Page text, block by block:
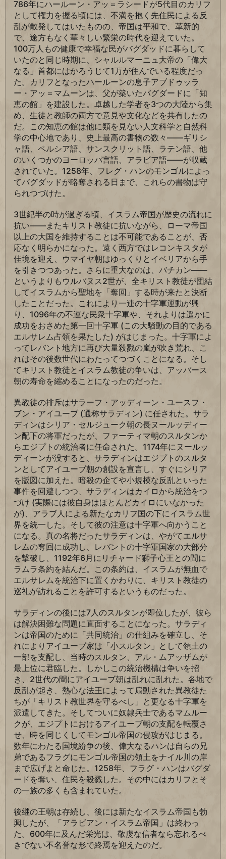
786年にハールーン・アッ＝ラシードが5代目のカリフ
として権力を握る頃には、不満を抱く先住民による反
乱が散発してはいたものの、帝国は平和で、革新的
で、途方もなく華々しい繁栄の時代を迎えていた。
100万人もの健康で幸福な民がバグダッドに暮らして
いたのと同じ時期に、シャルルマーニュ大帝の「偉大
なる」首都にはかろうじて1万が住んでいる程度だっ
た。カリフとなったハールーンの息子アブドゥッラ
ー・アッ＝マムーンは、父が築いたバグダードに「知
恵の館」を建設した。卓越した学者を3つの大陸から集
め、生徒と教師の両方で意見や文化などを共有したの
だ。この知恵の館は他に類を見ない人文科学と自然科
学の中心地であり、史上最高の書物の数々――ギリシ
ャ語、ペルシア語、サンスクリット語、ラテン語、他
のいくつかのヨーロッパ言語、アラビア語――が収蔵
されていた。1258年、フレグ・ハンのモンゴルによっ
てバグダッドが略奪される日まで、これらの書物は守
られつづけた。
3世紀半の時が過ぎる頃、イスラム帝国が歴史の流れに
抗い――またキリスト教徒に抗いながら、ローマ帝国
以上の大国を維持することは不可能であることが、否
応なく明らかになった。遠く西方ではレコンキスタが
佳境を迎え、ウマイヤ朝はゆっくりとイベリアから手
を引きつつあった。さらに重大なのは、バチカン――
というよりもウルバヌス2世が、全キリスト教徒が団結
してイスラムから聖地を「奪回」する時が来たと決断
したことだった。これにより一連の十字軍運動が興
り、1096年の不運な民衆十字軍や、それよりは遥かに
成功をおさめた第一回十字軍 (この大騒動の目的である
エルサレム占領を果たした) がはじまった。十字軍によ
ってレバント地方に再び大量殺戮の嵐が吹き荒れ、こ
れはその後数世代にわたってつづくことになる。そし
てキリスト教徒とイスラム教徒の争いは、アッバース
朝の寿命を縮めることになったのだった。
異教徒の排斥はサラーフ・アッディーン・ユースフ・
ブン・アイユーブ (通称サラディン) に任された。サラ
ディンはシリア・セルジューク朝の長ヌールッディー
ン配下の将軍だったが、ファーティマ朝のスルタンか
らエジプトの統治者に任命された。1174年にヌールッ
ディーンが没すると、サラディンはエジプトのスルタ
ンとしてアイユーブ朝の創設を宣言し、すぐにシリア
を版図に加えた。暗殺の企てや小規模な反乱といった
事件を回避しつつ、サラディンはカイロから統治をつ
づけ (実際には彼自身はほとんどカイロにいなかった
が)、アラブ人による新たなカリフ国の下にイスラム世
界を統一した。そして彼の注意は十字軍へ向かうこと
になる。真の名将だったサラディンは、やがてエルサ
レムの奪回に成功し、レバントの十字軍国家の大部分
を撃破し、1192年6月にリチャード獅子心王との間に
ラムラ条約を結んだ。この条約は、イスラムが無血で
エルサレムを統治下に置くかわりに、キリスト教徒の
巡礼が訪れることを許可するというものだった。
サラディンの後には7人のスルタンが即位したが、彼ら
は解決困難な問題に直面することになった。サラディ
ンは帝国のために「共同統治」の仕組みを確立し、そ
れによりアイユーブ家は「小スルタン」として領土の
一部を支配し、当時のスルタン、アル・ムアッザムが
最上位に君臨した。しかしこの統治機構は争いを招
き、2世代の間にアイユーブ朝は乱れに乱れた。各地で
反乱が起き、熱心な法王によって扇動された異教徒た
ちが「キリスト教世界を守るべし」と更なる十字軍を
派遣してきた。そしてついに奴隷兵士であるマムルー
クが、エジプトにおけるアイユーブ朝の支配を転覆さ
せ、時を同じくしてモンゴル帝国の侵攻がはじまる。
数年にわたる国境紛争の後、偉大なるハンは自らの兄
弟であるフラグにモンゴル帝国の領土をナイル川の岸
まで広げよと命じた。1258年、フラグ・ハンはバグダ
ードを奪い、住民を殺戮した。その中にはカリフとそ
の一族の多くも含まれていた。
後継の王朝は存続し、後には新たなイスラム帝国も勃
興したが、「アラビアン・イスラム帝国」は終わっ
た。600年に及んだ栄光は、敬虔な信者なら忘れるべ
きでない不名誉な形で終焉を迎えたのだ。